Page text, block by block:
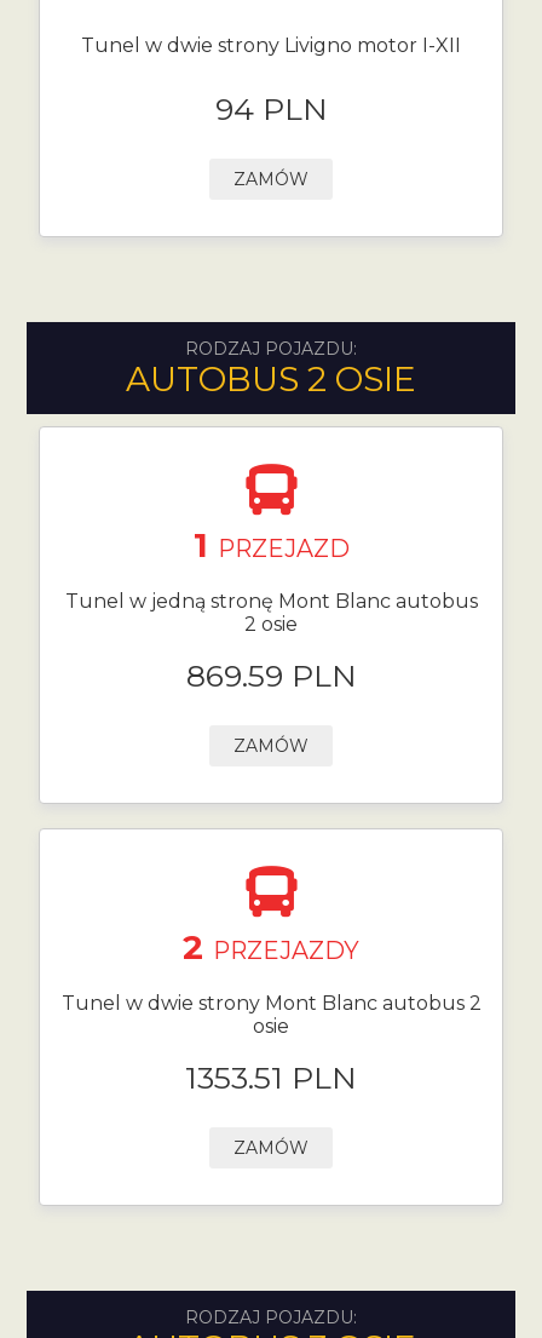
Tunel w dwie strony Livigno motor I-XII
94 PLN
ZAMÓW
RODZAJ POJAZDU:
AUTOBUS 2 OSIE
1 PRZEJAZD
Tunel w jedną stronę Mont Blanc autobus
2 osie
869.59 PLN
ZAMÓW
2 PRZEJAZDY
Tunel w dwie strony Mont Blanc autobus 2
osie
1353.51 PLN
ZAMÓW
RODZAJ POJAZDU: